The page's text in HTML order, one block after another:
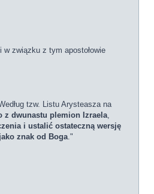
związku z tym apostołowie
tzw. Listu Arysteasza na
z dwunastu plemion Izraela,
i ustalić ostateczną wersję
znak od Boga."